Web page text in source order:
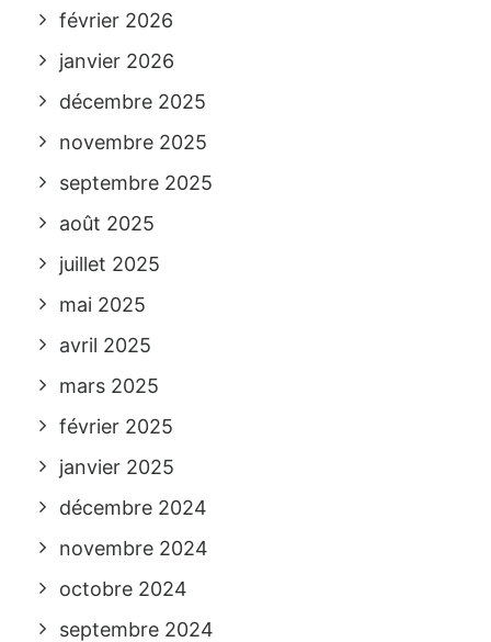
février 2026
janvier 2026
décembre 2025
novembre 2025
septembre 2025
août 2025
juillet 2025
mai 2025
avril 2025
mars 2025
février 2025
janvier 2025
décembre 2024
novembre 2024
octobre 2024
septembre 2024